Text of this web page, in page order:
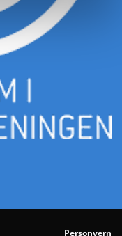
Personvern